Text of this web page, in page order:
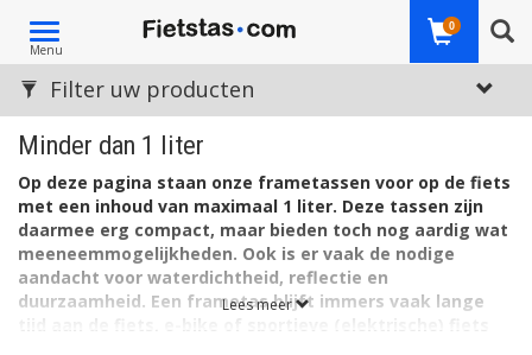
Toggle
navigation
Menu
0
Minder dan 1 liter
Op deze pagina staan onze frametassen voor op de fiets
met een inhoud van maximaal 1 liter. Deze tassen zijn
daarmee erg compact, maar bieden toch nog aardig wat
meeneemmogelijkheden. Ook is er vaak de nodige
aandacht voor waterdichtheid, reflectie en
duurzaamheid. Een frametas blijft immers vaak lange
Lees meer
Filter uw producten